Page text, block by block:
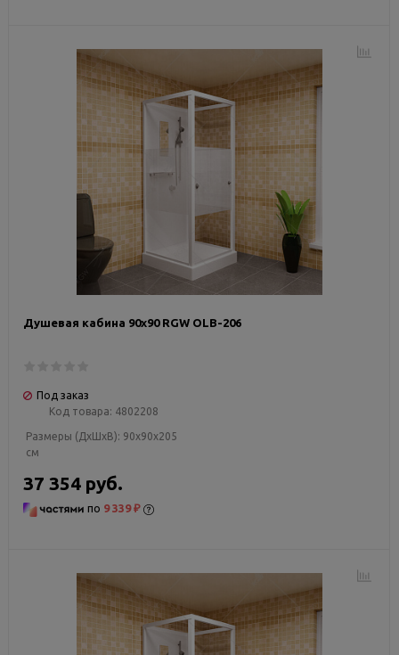
Душевая кабина 90х90 RGW OLB-206
Под заказ
Код товара: 4802208
Размеры (ДxШxВ): 90x90x205
см
37 354 руб.
по 9 339 ₽